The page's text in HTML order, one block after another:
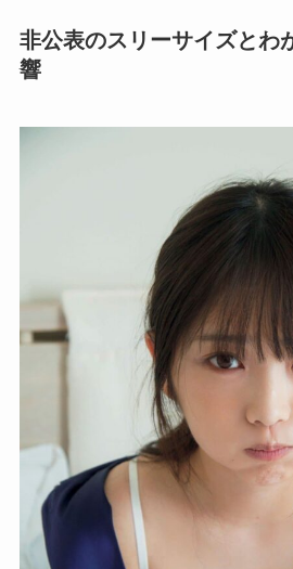
非公表のスリーサイズとわ
響